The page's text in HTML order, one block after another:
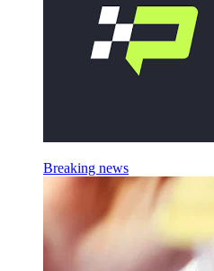
Breaking news